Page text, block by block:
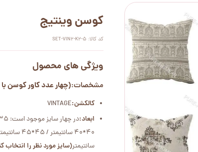
کوسن وینتیج
کد کالا: SET-VIN2-K2-5
ویژگی های محصول
مشخصات:(چهار عدد کاور کوسن
کالکشن:VINTAGE
ابعاد:
سانتیمتر(سایز مورد نظر را انتخاب